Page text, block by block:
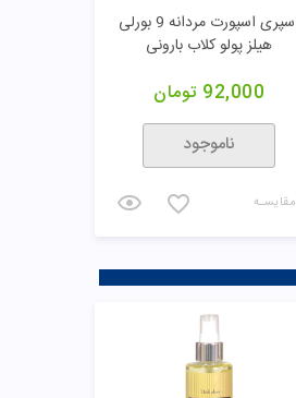
اسپری اسپورت مردانه 9 بورلی
هیلز پولو کلاب بارونی
92,000 تومان
ناموجود
مقایسـه